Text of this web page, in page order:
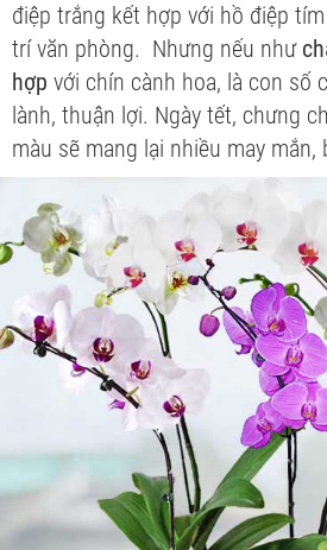
điệp trắng kết hợp với hồ điệp
trí văn phòng. Nhưng nếu như
hợp với chín cành hoa, là con số
lành, thuận lợi. Ngày tết, chưng
màu sẽ mang lại nhiều may mắn,